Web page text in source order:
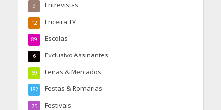
Entrevistas
9
Ericeira TV
12
Escolas
89
Exclusivo Assinantes
6
Feiras & Mercados
69
Festas & Romarias
182
Festivais
75